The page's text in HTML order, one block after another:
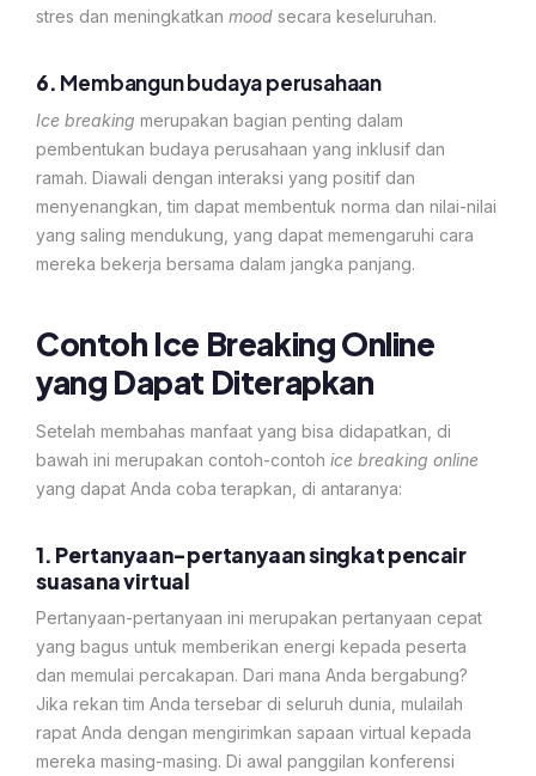
stres dan meningkatkan mood secara keseluruhan.
6. Membangun budaya perusahaan
Ice breaking merupakan bagian penting dalam
pembentukan budaya perusahaan yang inklusif dan
ramah. Diawali dengan interaksi yang positif dan
menyenangkan, tim dapat membentuk norma dan nilai-nilai
yang saling mendukung, yang dapat memengaruhi cara
mereka bekerja bersama dalam jangka panjang.
Contoh Ice Breaking Online
yang Dapat Diterapkan
Setelah membahas manfaat yang bisa didapatkan, di
bawah ini merupakan contoh-contoh ice breaking online
yang dapat Anda coba terapkan, di antaranya:
1. Pertanyaan-pertanyaan singkat pencair
suasana virtual
Pertanyaan-pertanyaan ini merupakan pertanyaan cepat
yang bagus untuk memberikan energi kepada peserta
dan memulai percakapan. Dari mana Anda bergabung?
Jika rekan tim Anda tersebar di seluruh dunia, mulailah
rapat Anda dengan mengirimkan sapaan virtual kepada
mereka masing-masing. Di awal panggilan konferensi